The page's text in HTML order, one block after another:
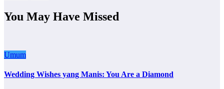
You May Have Missed
Umum
Wedding Wishes yang Manis: You Are a Diamond